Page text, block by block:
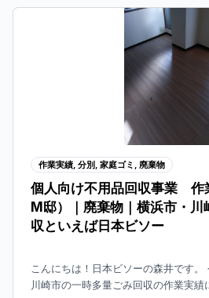
作業実績, 分別, 家庭ゴミ , 廃棄物
個人向け不用品回収事業
M邸）｜廃棄物｜横浜市・川
収といえば日本ビソー
こんにちは！日本ビソーの森井です
川崎市の一時多量ごみ回収の作業実績